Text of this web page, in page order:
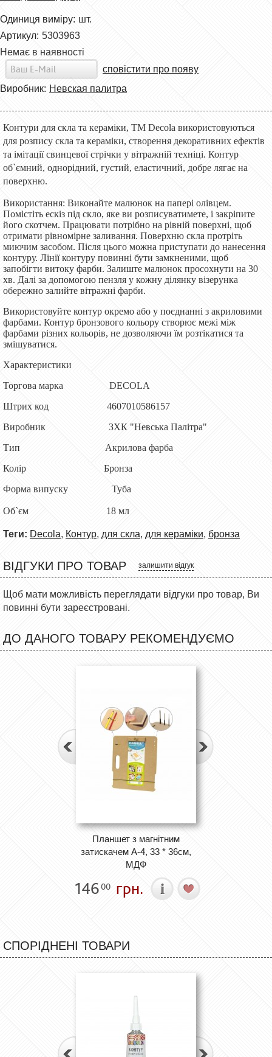
Одиниця виміру: шт.
Артикул: 5303963
Немає в наявності
сповістити про появу
Виробник: Невская палитра
Контури для скла та кераміки, ТМ Decola використовуються
для розпису скла та кераміки, створення декоративних ефектів
та імітації свинцевої стрічки у вітражній техніці. Контур
об`ємний, однорідний, густий, еластичний, добре лягає на
поверхню.
Використання: Виконайте малюнок на папері олівцем.
Помістіть ескіз під скло, яке ви розписуватимете, і закріпите
його скотчем. Працювати потрібно на рівній поверхні, щоб
отримати рівномірне заливання. Поверхню скла протріть
миючим засобом. Після цього можна приступати до нанесення
контуру. Лінії контуру повинні бути замкненими, щоб
запобігти витоку фарби. Залиште малюнок просохнути на 30
хв. Далі за допомогою пензля у кожну ділянку візерунка
обережно залийте вітражні фарби.
Використовуйте контур окремо або у поєднанні з акриловими
фарбами. Контур бронзового кольору створює межі між
фарбами різних кольорів, не дозволяючи їм розтікатися та
змішуватися.
Характеристики
Торгова марка DECOLA
Штрих код 4607010586157
Виробник ЗХК "Невська Палітра"
Тип Акрилова фарба
Колір Бронза
Форма випуску Туба
Об`єм 18 мл
Теги: Decola, Контур, для скла, для кераміки, бронза
ВІДГУКИ ПРО ТОВАР залишити відгук
Щоб мати можливість переглядати відгуки про товар, Ви
повинні бути зареєстровані.
ДО ДАНОГО ТОВАРУ РЕКОМЕНДУЄМО
Планшет з магнітним
затискачем А-4, 33 * 36см,
МДФ
14600 грн.
СПОРІДНЕНІ ТОВАРИ